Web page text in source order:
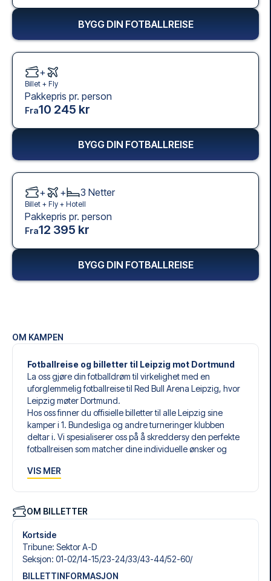
OM KAMPEN
Fotballreise og billetter til Leipzig mot Dortmund
La oss gjøre din fotballdrøm til virkelighet med en
uforglemmelig fotballreise til Red Bull Arena Leipzig, hvor
Leipzig møter Dortmund.
Hos oss finner du offisielle billetter til alle Leipzig sine
kamper i 1. Bundesliga og andre turneringer klubben
deltar i. Vi spesialiserer oss på å skreddersy den perfekte
fotballreisen som matcher dine individuelle ønsker og
Våre skreddersydde fotballreiser til Leipzig er laget for å
Velg blant et bredt utvalg av fotballbilletter, nøye utvalgte
hoteller for enhver smak og budsjett, samt fleksible fly som
passer deg best.
Når du velger billettype, kan du se hvilken seksjon du skal
sitte i, og hva billetten inkluderer – spesielt hvis det er en
VIS MER
OM BILLETTER
Kortside
Tribune: Sektor A-D
Seksjon: 01-02/​14-15/​23-24/​33/​43-44/​52-60/​
BILLETTINFORMASJON
BYGG DIN FOTBALLREISE
+
Billet + Fly
Pakkepris pr. person
Fra10 245 kr
BYGG DIN FOTBALLREISE
+ + 3 Netter
Billet + Fly + Hotell
Pakkepris pr. person
Fra12 395 kr
BYGG DIN FOTBALLREISE